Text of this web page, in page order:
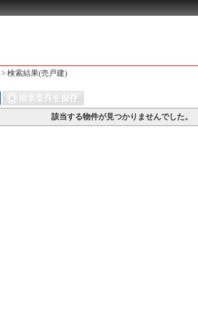
> 検索結果(売戸建)
該当する物件が見つかりませんでした。